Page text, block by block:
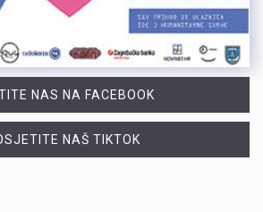
NAS NA FACEBOOK
NAŠ TIKTOK